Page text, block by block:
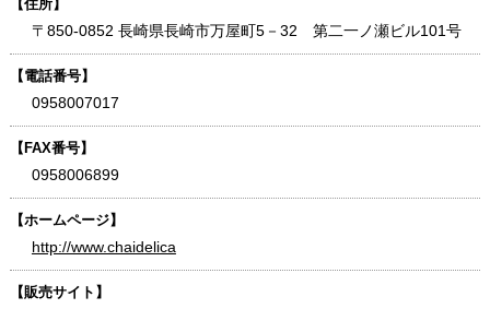
【住所】
〒850-0852 長崎県長崎市万屋町5－32 第二一ノ瀬ビル101号
【電話番号】
0958007017
【FAX番号】
0958006899
【ホームページ】
http://www.chaidelica
【販売サイト】